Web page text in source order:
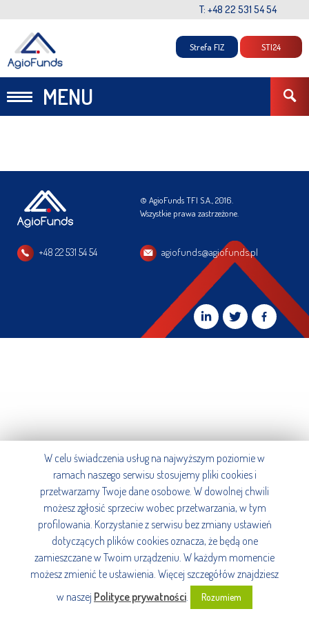
T: +48 22 531 54 54
MENU
Strefa FIZ STI24
© AgioFunds TFI S.A., 2016.
Wszystkie prawa zastrzeżone.
+48 22 531 54 54 agiofunds@agiofunds.pl
W celu świadczenia usług na najwyższym poziomie w
ramach naszego serwisu stosujemy pliki cookies i
przetwarzamy Twoje dane osobowe. W dowolnej chwili
możesz zgłosić sprzeciw wobec przetwarzania, w tym
profilowania. Korzystanie z serwisu bez zmiany ustawień
dotyczących plików cookies oznacza, że będą one
zamieszczane w Twoim urządzeniu. W każdym momencie
możesz zmienić te ustawienia. Więcej szczegółów znajdziesz
w naszej Polityce prywatności. Rozumiem